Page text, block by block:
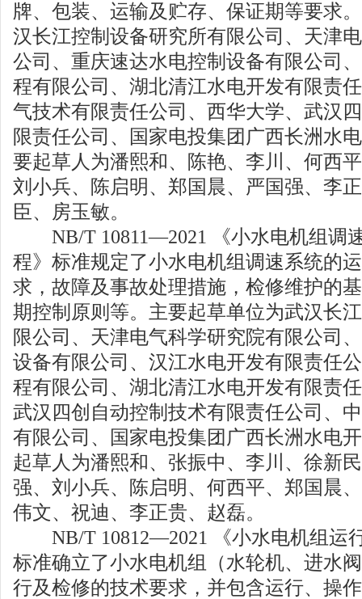
牌、包装、运输及贮存、保证期等要求
汉长江控制设备研究所有限公司、天津
公司、重庆速达水电控制设备有限公司
程有限公司、湖北清江水电开发有限责
气技术有限责任公司、西华大学、武汉
限责任公司、国家电投集团广西长洲水
要起草人为潘熙和、陈艳、李川、何西
刘小兵、陈启明、郑国晨、严国强、李
臣、房玉敏。
NB/T 10811—2021 《小水电机组调
程》标准规定了小水电机组调速系统的
求，故障及事故处理措施，检修维护的
期控制原则等。主要起草单位为武汉长
限公司、天津电气科学研究院有限公司
设备有限公司、汉江水电开发有限责任
程有限公司、湖北清江水电开发有限责
武汉四创自动控制技术有限责任公司、
有限公司、国家电投集团广西长洲水电
起草人为潘熙和、张振中、李川、徐新
强、刘小兵、陈启明、何西平、郑国晨
伟文、祝迪、李正贵、赵磊。
NB/T 10812—2021 《小水电机组运
标准确立了小水电机组（水轮机、进水
行及检修的技术要求，并包含运行、操